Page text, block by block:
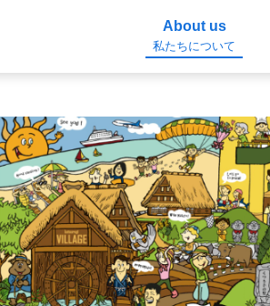
About us
私たちについて